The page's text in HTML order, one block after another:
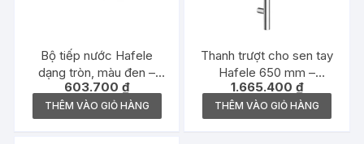
Bộ tiếp nước Hafele
dạng tròn, màu đen –
485.60.060
603.700₫
THÊM VÀO GIỎ HÀNG
Thanh trượt cho sen tay
Hafele 650 mm –
485.60.614
1.665.400₫
THÊM VÀO GIỎ HÀNG